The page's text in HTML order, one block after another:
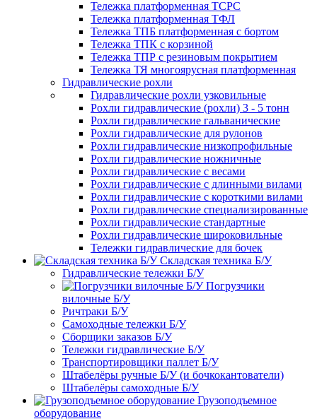
Тележка платформенная ТСРС
Тележка платформенная ТФЛ
Тележка ТПБ платформенная с бортом
Тележка ТПК с корзиной
Тележка ТПР с резиновым покрытием
Тележка ТЯ многоярусная платформенная
Гидравлические рохли
Гидравлические рохли узковильные
Рохли гидравлические (рохли) 3 - 5 тонн
Рохли гидравлические гальванические
Рохли гидравлические для рулонов
Рохли гидравлические низкопрофильные
Рохли гидравлические ножничные
Рохли гидравлические с весами
Рохли гидравлические с длинными вилами
Рохли гидравлические с короткими вилами
Рохли гидравлические специализированные
Рохли гидравлические стандартные
Рохли гидравлические широковильные
Тележки гидравлические для бочек
Складская техника Б/У
Гидравлические тележки Б/У
Погрузчики
вилочные Б/У
Ричтраки Б/У
Самоходные тележки Б/У
Сборщики заказов Б/У
Тележки гидравлические Б/У
Транспортировщики паллет Б/У
Штабелёры ручные Б/У (и бочкокантователи)
Штабелёры самоходные Б/У
Грузоподъемное
оборудование